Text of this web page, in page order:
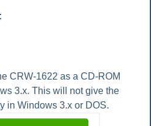
CRW-1622 as a CD-ROM
3.x. This will not give the
in Windows 3.x or DOS.